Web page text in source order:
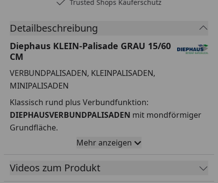
Trusted Shops Käuferschutz
Detailbeschreibung
Diephaus KLEIN-Palisade GRAU 15/60
CM
VERBUNDPALISADEN, KLEINPALISADEN,
MINIPALISADEN
Klassisch rund plus Verbundfunktion:
DIEPHAUSVERBUNDPALISADEN mit mondförmiger
Grundfläche.
handliche Form, Palisaden sind ab einer Höhe von
Palisaden lassen sich auch um Rundungen mit
Mehr anzeigen
Videos zum Produkt